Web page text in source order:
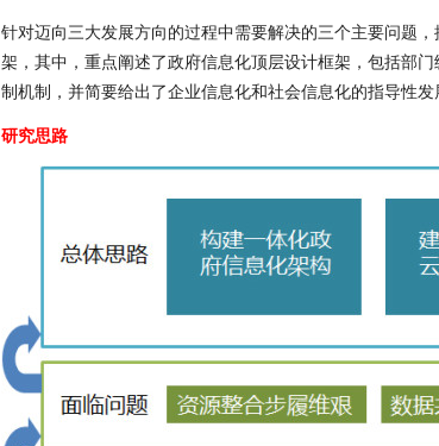
针对迈向三大发展方向的过程中需要解决的三个主要问题
架，其中，重点阐述了政府信息化顶层设计框架，包括部
制机制，并简要给出了企业信息化和社会信息化的指导性
研究思路